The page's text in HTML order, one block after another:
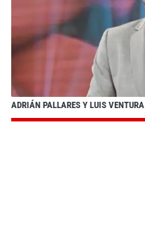
ADRIÁN PALLARES Y LUIS VENTURA